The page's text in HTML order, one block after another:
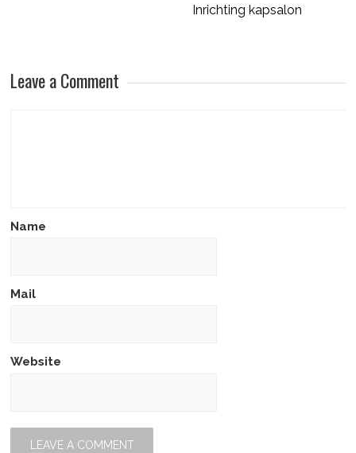
Inrichting kapsalon
Leave a Comment
Name
Mail
Website